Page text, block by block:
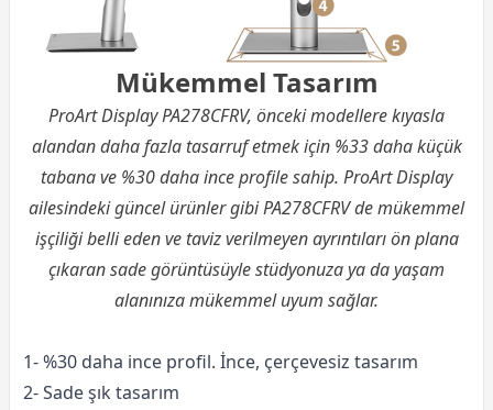
Mükemmel Tasarım
ProArt Display PA278CFRV, önceki modellere kıyasla
alandan daha fazla tasarruf etmek için %33 daha küçük
tabana ve %30 daha ince profile sahip. ProArt Display
ailesindeki güncel ürünler gibi PA278CFRV de mükemmel
işçiliği belli eden ve taviz verilmeyen ayrıntıları ön plana
çıkaran sade görüntüsüyle stüdyonuza ya da yaşam
alanınıza mükemmel uyum sağlar.
1- %30 daha ince profil. İnce, çerçevesiz tasarım
2- Sade şık tasarım